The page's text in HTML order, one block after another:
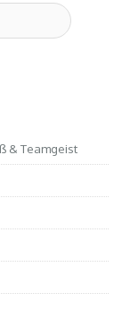
& Teamgeist